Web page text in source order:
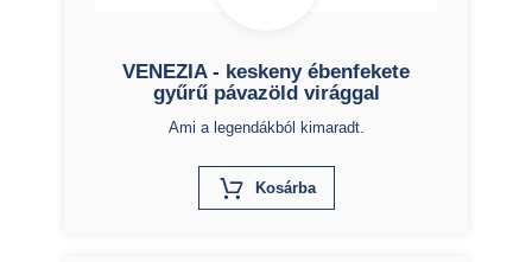
VENEZIA - keskeny ébenfekete
gyűrű pávazöld virággal
Ami a legendákból kimaradt.
KosárbaX